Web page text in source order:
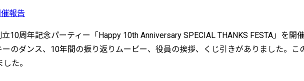
報告
10周年記念パーティー「Happy 10th Anniversary SPECIAL THANKS FESTA」を
のダンス、10年間の振り返りムービー、役員の挨拶、くじ引きがありました。
た。